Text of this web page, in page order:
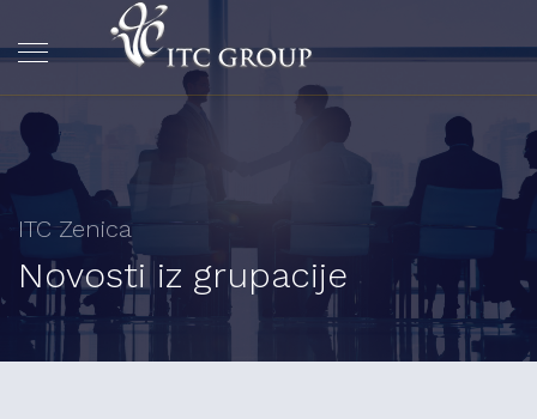
ITC Zenica
Novosti iz grupacije